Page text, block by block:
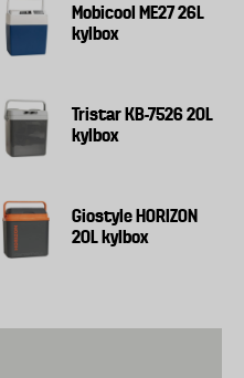
Mobicool ME27 26L
kylbox
Tristar KB-7526 20L
kylbox
Giostyle HORIZON
20L kylbox